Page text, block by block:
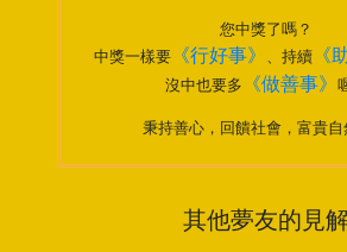
您中獎了嗎？
中獎一樣要 《行好事》 、持續 《
沒中也要多
《做善事》
秉持善心，回饋社會，富貴自
其他夢友的見